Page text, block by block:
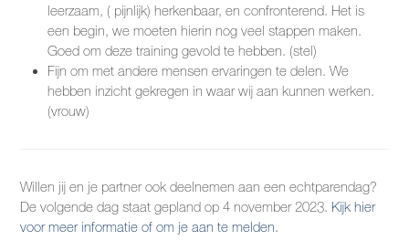
leerzaam, ( pijnlijk) herkenbaar, en confronterend. Het is
een begin, we moeten hierin nog veel stappen maken.
Goed om deze training gevold te hebben. (stel)
Fijn om met andere mensen ervaringen te delen. We
hebben inzicht gekregen in waar wij aan kunnen werken.
(vrouw)
Willen jij en je partner ook deelnemen aan een echtparendag?
De volgende dag staat gepland op 4 november 2023. Kijk hier
voor meer informatie of om je aan te melden.